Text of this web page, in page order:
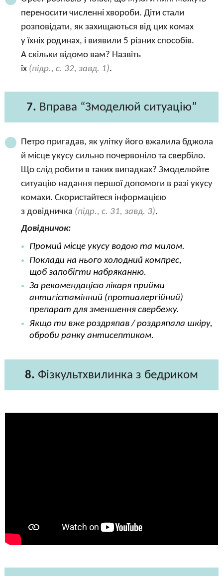
переносити численні хвороби. Діти стали
розповідати, як захищаються від цих комах
у їхніх родинах, і виявили 5 різних способів.
А скільки відомо вам? Назвіть
їх (підр., с. 32, завд. 1).
7. Вправа “Змоделюй ситуацію”
Петро пригадав, як улітку його вжалила бджола
й місце укусу сильно почервоніло та свербіло.
Що слід робити в таких випадках? Змоделюйте
ситуацію надання першої допомоги в разі укусу
комахи. Скористайтеся інформацією
з довідничка (підр., с. 31, завд. 3).
Довідничок:
Промий місце укусу водою та милом.
Поклади на нього холодний компрес,
щоб запобігти набряканню.
За рекомендацією лікаря прийми
антигістамінний (протиалергійний)
препарат для зменшення свербежу.
Якщо ти вже роздряпав / роздряпала шкіру,
оброби ранку антисептиком.
8. Фізкультхвилинка з бедриком